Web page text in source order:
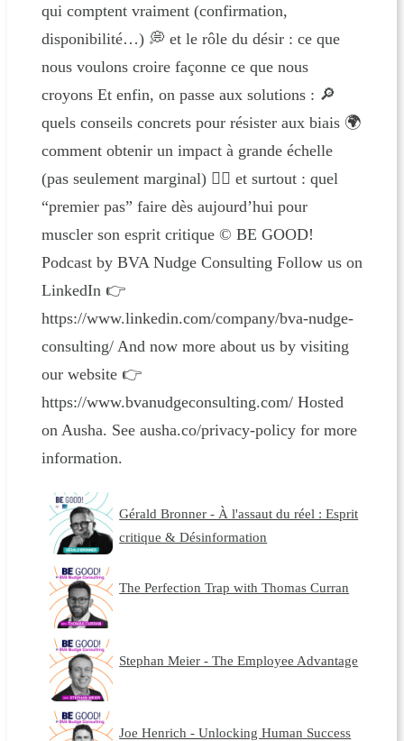
qui comptent vraiment (confirmation,
disponibilité…) 💭 et le rôle du désir : ce que
nous voulons croire façonne ce que nous
croyons Et enfin, on passe aux solutions : 🔎
quels conseils concrets pour résister aux biais 🌍
comment obtenir un impact à grande échelle
(pas seulement marginal) 🚶‍♂️ et surtout : quel
“premier pas” faire dès aujourd’hui pour
muscler son esprit critique © BE GOOD!
Podcast by BVA Nudge Consulting Follow us on
LinkedIn 👉
https://www.linkedin.com/company/bva-nudge-
consulting/ And now more about us by visiting
our website 👉
https://www.bvanudgeconsulting.com/ Hosted
on Ausha. See ausha.co/privacy-policy for more
information.
Gérald Bronner - À l'assaut du réel : Esprit
critique & Désinformation
The Perfection Trap with Thomas Curran
Stephan Meier - The Employee Advantage
Joe Henrich - Unlocking Human Success